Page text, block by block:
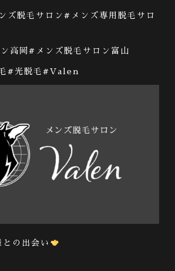
ズ脱毛サロン# メンズ専用脱毛サロ
高岡#メンズ脱毛サロン富山
#光脱毛#Valen
との出会い